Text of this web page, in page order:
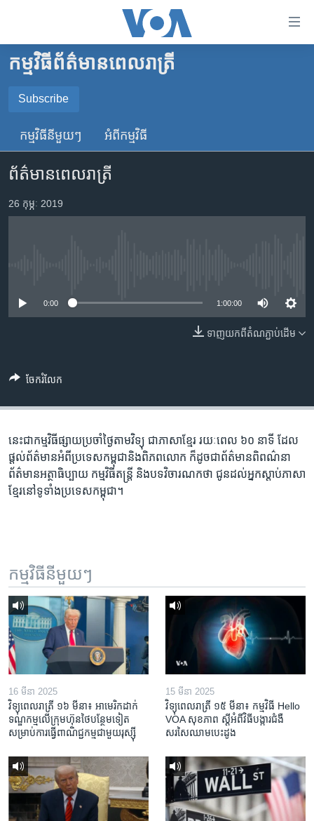
គេហទំព័រ​
ទាក់ទង
រំលង​
ទំព័រ​
ព័ត៌មាន​​
តែ​
ម្តង
រចនា
ចូល​
ស្វែង​
កម្ពុជា
អន្តរជាតិ
ចិន
ហេឡូវីអូអេ
កម្ពុជាច្នៃប្រតិដ្ឋ
កម្មវិធីទាំងអស់
បណ្តាញ​សង្គម
ភាសា
កម្មវិធី​ព័ត៌មាន​ពេលរាត្រី
Subscribe
SUBSCRIBE
YouTube Music
កម្មវិធី​នីមួយៗ អំពី​កម្មវិធី​
ព័ត៌មានពេលរាត្រី
26 កុម្ភៈ 2019
0:00 1:00:00
ទាញ​យក​ពី​តំណភ្ជាប់​ដើម
ចែករំលែក
នេះ​ជា​កម្ម​វិធី​ផ្សាយ​ប្រចាំ​ថ្ងៃ​តាម​វិទ្យុ ​ជាភាសា​ខ្មែរ​ រយៈ​ពេល​ ៦០​ នាទី ដែល​
ផ្តល់​ព័ត៌មាន​អំពី​ប្រទេស​កម្ពុជា​និង​ពិភព​លោក ​ក៏ដូច​ជា​ព័ត៌មាន​ពិពណ៌នា
ព័ត៌មាន​អត្ថាធិប្បាយ​ កម្ម​វិធី​តន្ត្រី ​និង​បទ​វិចារណកថា​ ជូន​ដល់​អ្នក​ស្តាប់​ភាសា​
ខ្មែរ​នៅ​ទូទាំង​ប្រទេស​កម្ពុជា។
កម្មវិធី​នីមួយៗ
16 មីនា 2025
វិទ្យុពេលរាត្រី ១៦ មីនា៖ អាមេរិក​ដាក់​
ទណ្ឌកម្ម​លើ​ក្រុមហ៊ុន​ថៃ​បន្ថែម​ទៀត​
សម្រាប់​ការ​ធ្វើ​ពាណិជ្ជកម្ម​ជាមួយ​រុស្ស៊ី
15 មីនា 2025
វិទ្យុពេលរាត្រី ១៥ មីនា៖ កម្មវិធី ​Hello
VOA សុខភាព ស្ដី​អំពី​វិធី​បង្ការ​ជំងឺ​
សរសៃ​ឈាម​បេះដូង